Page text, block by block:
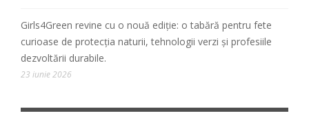
Girls4Green revine cu o nouă ediție: o tabără pentru fete
curioase de protecția naturii, tehnologii verzi și profesiile
dezvoltării durabile.
23 iunie 2026